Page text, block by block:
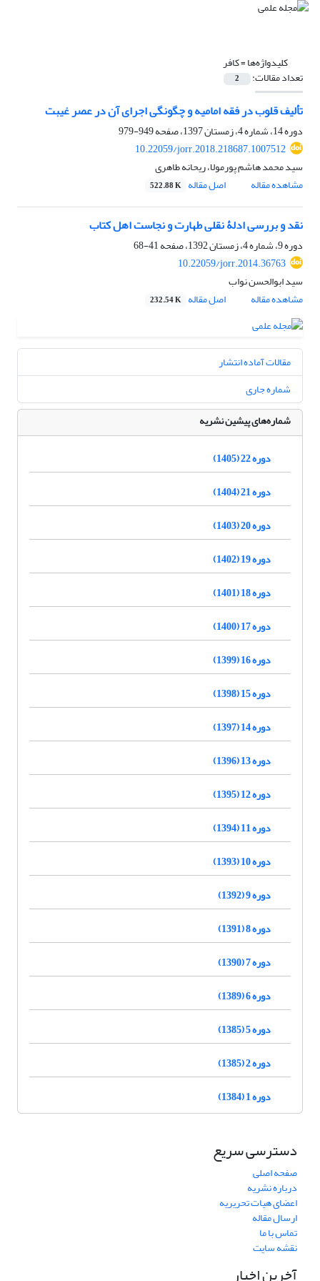
کلیدواژه‌ها =کافر
تعداد مقالات: 2
تألیف قلوب در فقه امامیه و چگونگی اجرای آن در عصر غیبت
دوره 14، شماره 4، زمستان 1397، صفحه
949-979
10.22059/jorr.2018.218687.1007512
سید محمد هاشم پورمولا، ریحانه طاهری
مشاهده مقاله
اصل مقاله 522.88 K
نقد و بررسی ادلۀ نقلی طهارت و نجاست اهل کتاب
دوره 9، شماره 4، زمستان 1392، صفحه
41-68
10.22059/jorr.2014.36763
سید ابوالحسن نواب
مشاهده مقاله
اصل مقاله 232.54 K
مقالات آماده انتشار
شماره جاری
شماره‌های پیشین نشریه
دوره 22 (1405)
دوره 21 (1404)
دوره 20 (1403)
دوره 19 (1402)
دوره 18 (1401)
دوره 17 (1400)
دوره 16 (1399)
دوره 15 (1398)
دوره 14 (1397)
دوره 13 (1396)
دوره 12 (1395)
دوره 11 (1394)
دوره 10 (1393)
دوره 9 (1392)
دوره 8 (1391)
دوره 7 (1390)
دوره 6 (1389)
دوره 5 (1385)
دوره 2 (1385)
دوره 1 (1384)
دسترسی سریع
صفحه اصلی
درباره نشریه
اعضای هیات تحریریه
ارسال مقاله
تماس با ما
نقشه سایت
آخرین اخبار